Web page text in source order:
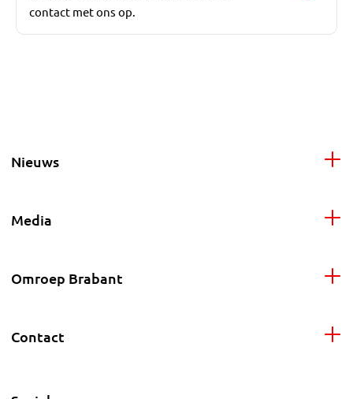
contact met ons op.
Nieuws
Media
Omroep Brabant
Contact